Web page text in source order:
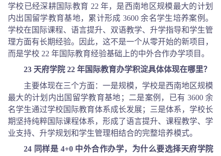
学校已经深耕国际教育 22 年，是西南地区规模最大的计划
内出国留学教育基地，累计形成 3600 余名学生培养案例。
学校在国际课程、语言提升、双语教学、升学指导和学生管
理方面有长期经验。因此，这不是一个从零开始的新项目，
而是学校 22 年国际教育经验基础上的中外合作办学项目。
23 天府学院 22 年国际教育办学积淀具体体现在哪里？
主要体现在三个方面：一是规模，学校是西南地区规模
最大的计划内出国留学教育基地；二是案例，已有 3600 余
名学生通过学校国际教育体系成长发展；三是体系，学校长
期坚持纯粹国际课程体系，形成了语言提升、课程教学、学
业支持、升学规划和学生管理相结合的完整培养模式。
24 同样是 4+0 中外合作办学，为什么要选择天府学院